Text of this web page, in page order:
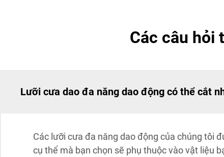
Các câu hỏi
Lưỡi cưa dao đa năng dao động có thể cắt
Các lưỡi cưa đa năng dao động của chúng tôi
cụ thể mà bạn chọn sẽ phụ thuộc vào vật liệu